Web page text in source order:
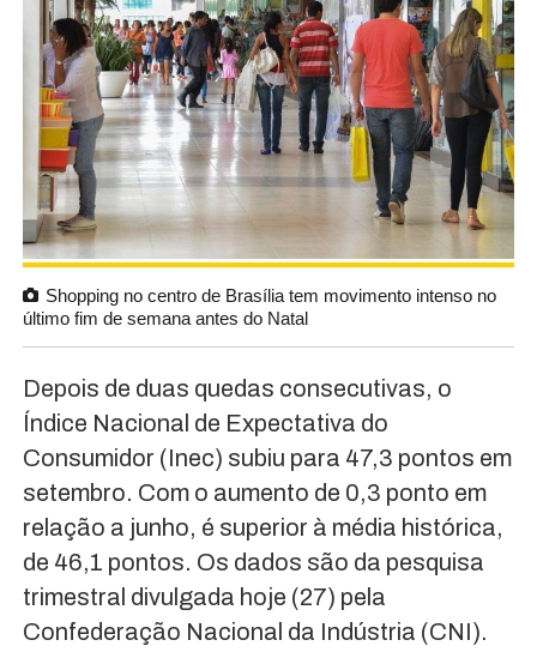
Shopping no centro de Brasília tem movimento intenso no
último fim de semana antes do Natal
Depois de duas quedas consecutivas, o
Índice Nacional de Expectativa do
Consumidor (Inec) subiu para 47,3 pontos em
setembro. Com o aumento de 0,3 ponto em
relação a junho, é superior à média histórica,
de 46,1 pontos. Os dados são da pesquisa
trimestral divulgada hoje (27) pela
Confederação Nacional da Indústria (CNI).